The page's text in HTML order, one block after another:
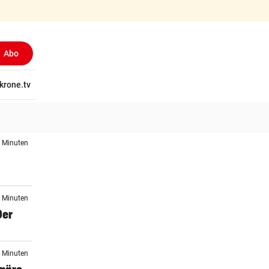
Abo
krone.tv
Minuten
Minuten
Minuten